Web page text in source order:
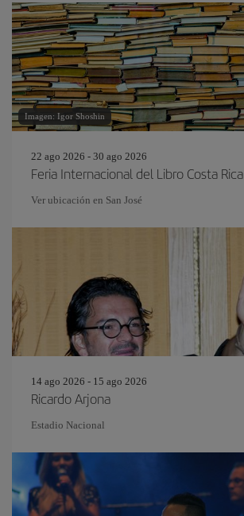
Imagen: Igor Shoshin
22 ago 2026 - 30 ago 2026
Feria Internacional del Libro Costa Rica
Ver ubicación en San José
14 ago 2026 - 15 ago 2026
Ricardo Arjona
Estadio Nacional